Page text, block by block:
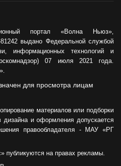
портал «Волна Ньюз»,
выдано Федеральной службой
информационных технологий и
07 июля 2021 года.
для просмотра лицам
материалов или подборки
дизайна и оформления допускается
правообладателя - МАУ «РГ
публикуются на правах рекламы.